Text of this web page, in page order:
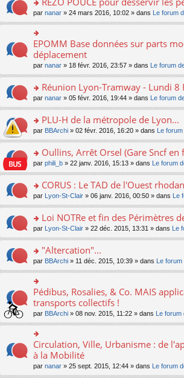
e
nt
u
s
c
nt
lu
le
pl
u
s
ré
e
e
n
o
n
lu
le
pl
u
s
ré
e
a
e
n
o
n
pl
u
s
ré
e
le
m
e
s
s
a
g
e
n
o
lu
le
pl
u
s
c
e
nt
o
n
s
ult
er
le
m
e
s
a
e
n
o
lu
le
pl
u
s
e
nt
par nanar » 24 mars 2016, 10:02 » dans Le forum
o
n
ult
er
le
m
e
s
a
g
e
n
lu
le
pl
u
ré
c
e
nt
EPOMM Base données sur parts
déplacement
par nanar » 18 févr. 2016, 23:57 » dans Le forum
o
n
ult
er
le
m
e
a
g
e
n
n
le
pl
u
s
ré
c
e
nt
Réunion Lyon-Tramway - Lundi 8
par nanar » 05 févr. 2016, 19:44 » dans Le forum
o
n
ult
er
le
m
e
a
g
e
n
n
le
pl
u
s
c
nt
PLU-H de la métropole de Lyon...
par BBArchi » 02 févr. 2016, 16:20 » dans Le
o
n
ult
er
le
m
e
a
g
e
n
o
n
lu
le
pl
u
s
ré
e
Oullins, Arrêt Orsel (Gare Sncf en
par phili_b » 22 janv. 2016, 15:13 » dans Le forum
o
n
ult
er
le
m
e
s
g
e
n
o
n
lu
le
pl
u
CORUS : Le TAD de l'Ouest
par Lyon-St-Clair » 06 janv. 2016, 00:50 » dans
o
n
ult
er
le
m
e
s
a
e
n
o
n
Loi NOTRe et fin des Périmètres
par Lyon-St-Clair » 22 déc. 2015, 13:31 » dans Le
o
n
s
ult
er
le
m
e
s
s
a
g
e
"Altercation"...
par BBArchi » 11 déc. 2015, 10:39 » dans Le
o
n
ult
er
le
m
e
s
Pédibus, Rosalies, & Co. MAIS
transports collectifs !
par BBArchi » 08 nov. 2015, 11:22 » dans Le
o
n
ult
Circulation, Ville, Urbanisme : de
à la Mobilité
par nanar » 25 sept. 2015, 12:44 » dans Le forum